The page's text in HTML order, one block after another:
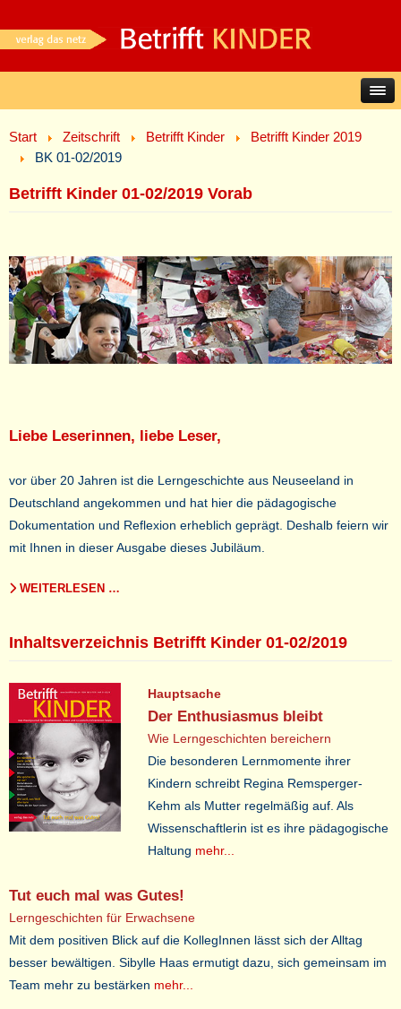
Start Zeitschrift Betrifft Kinder
Betrifft Kinder 2019
BK 01-02/2019
Betrifft Kinder 01-02/2019 Vorab
Liebe Leserinnen, liebe Leser,
vor über 20 Jahren ist die Lerngeschichte aus Neuseeland in
Deutschland angekommen und hat hier die pädagogische
Dokumentation und Reflexion erheblich geprägt. Deshalb feiern wir
mit Ihnen in dieser Ausgabe dieses Jubiläum.
WEITERLESEN …
Inhaltsverzeichnis Betrifft Kinder 01-02/2019
Hauptsache
Der Enthusiasmus bleibt
Wie Lerngeschichten bereichern
Die besonderen Lernmomente ihrer
Kindern schreibt Regina Remsperger-
Kehm als Mutter regelmäßig auf. Als
Wissenschaftlerin ist es ihre pädagogische
Haltung mehr...
Tut euch mal was Gutes!
Lerngeschichten für Erwachsene
Mit dem positiven Blick auf die KollegInnen lässt sich der Alltag
besser bewältigen. Sibylle Haas ermutigt dazu, sich gemeinsam im
Team mehr zu bestärken mehr...